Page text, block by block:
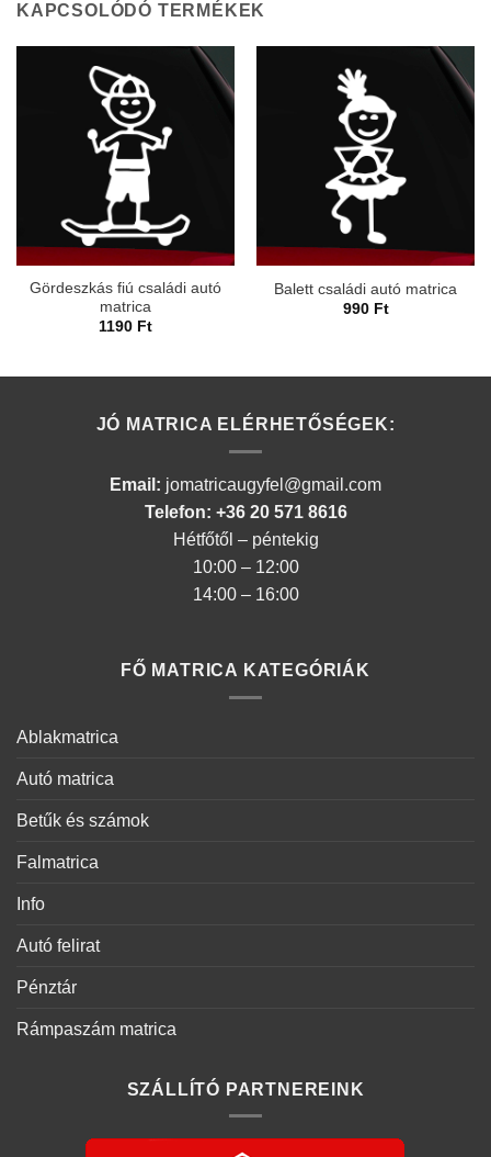
KAPCSOLÓDÓ TERMÉKEK
Gördeszkás fiú családi autó
matrica
1190 Ft
Balett családi autó matrica
990 Ft
JÓ MATRICA ELÉRHETŐSÉGEK:
Email: jomatricaugyfel@gmail.com
Telefon: +36 20 571 8616
Hétfőtől – péntekig
10:00 – 12:00
14:00 – 16:00
FŐ MATRICA KATEGÓRIÁK
Ablakmatrica
Autó matrica
Betűk és számok
Falmatrica
Info
Autó felirat
Pénztár
Rámpaszám matrica
SZÁLLÍTÓ PARTNEREINK